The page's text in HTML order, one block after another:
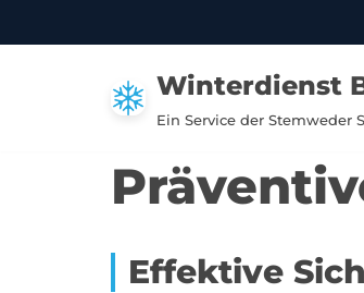
Winterdienst
Ein Service der Stemweder
Effektive